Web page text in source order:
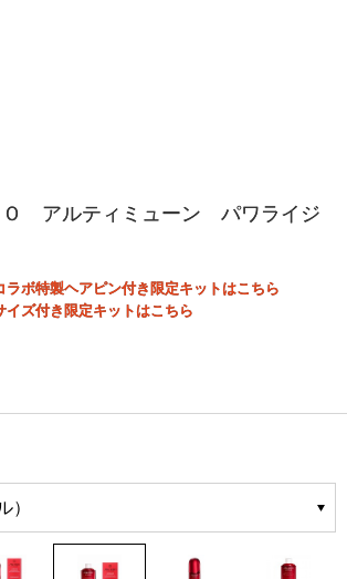
Ｏ アルティミューン パワライジ
ラボ特製ヘアピン付き限定キットはこちら
イズ付き限定キットはこちら